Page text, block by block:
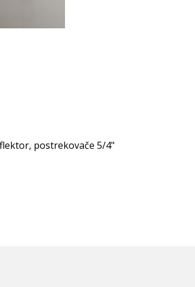
postrekovače 5/4"